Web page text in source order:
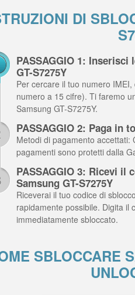
DI
PASSAGGIO 1:
GT-S7275Y
Per cercare il tuo numero
numero a 15 cifre). Ti faremo
Samsung GT-S7275Y.
PASSAGGIO 2: Paga in
Metodi di pagamento accettati:
pagamenti sono protetti dalla
PASSAGGIO 3: Ricevi il
Samsung GT-S7275Y
Riceverai il tuo codice di
rapidamente possibile. Digita il
immediatamente sbloccato.
SBLOCCARE